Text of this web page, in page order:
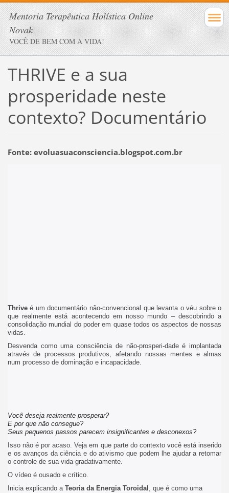
Mentoria Terapêutica Holística Online
Novak
VOCÊ DE BEM COM A VIDA!
THRIVE e a sua
prosperidade neste
contexto? Documentário
Fonte: evoluasuaconsciencia.blogspot.com.br
Thriveé um documentário não-convencional que levanta o véu sobre o
que realmente está acontecendo em nosso mundo – descobrindo a
consolidação mundial do poder em quase todos os aspectos de nossas
vidas.
Desvenda como uma consciência de não-prosperi-dade é implantada
através de processos produtivos, afetando nossas mentes e almas
num processo de dominação e incapacidade.
Você deseja realmente prosperar?
E por que não consegue?
Seus pequenos passos parecem insignificantes e desconexos?
Isso não é por acaso. Veja em que parte do contexto você está inserido
e os avanços da ciência e do ativismo que podem lhe ajudar a retomar
o controle de sua vida gradativamente.
O vídeo é ousado e crítico.
Inicia explicando a Teoria da Energia Toroidal
, que é como uma